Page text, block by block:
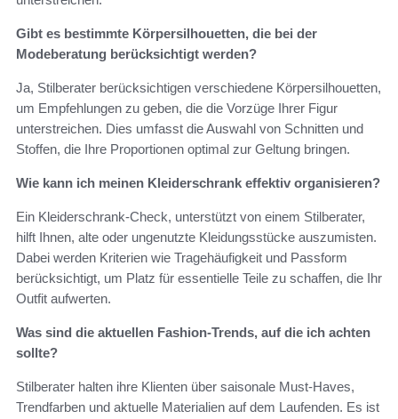
Gibt es bestimmte Körpersilhouetten, die bei der
Modeberatung berücksichtigt werden?
Ja, Stilberater berücksichtigen verschiedene Körpersilhouetten,
um Empfehlungen zu geben, die die Vorzüge Ihrer Figur
unterstreichen. Dies umfasst die Auswahl von Schnitten und
Stoffen, die Ihre Proportionen optimal zur Geltung bringen.
Wie kann ich meinen Kleiderschrank effektiv organisieren?
Ein Kleiderschrank-Check, unterstützt von einem Stilberater,
hilft Ihnen, alte oder ungenutzte Kleidungsstücke auszumisten.
Dabei werden Kriterien wie Tragehäufigkeit und Passform
berücksichtigt, um Platz für essentielle Teile zu schaffen, die Ihr
Outfit aufwerten.
Was sind die aktuellen Fashion-Trends, auf die ich achten
sollte?
Stilberater halten ihre Klienten über saisonale Must-Haves,
Trendfarben und aktuelle Materialien auf dem Laufenden. Es ist